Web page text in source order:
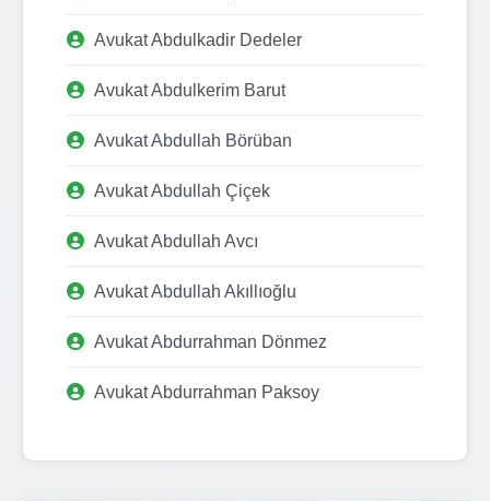
Avukat Abdulkadir Dedeler
Avukat Abdulkerim Barut
Avukat Abdullah Börüban
Avukat Abdullah Çiçek
Avukat Abdullah Avcı
Avukat Abdullah Akıllıoğlu
Avukat Abdurrahman Dönmez
Avukat Abdurrahman Paksoy